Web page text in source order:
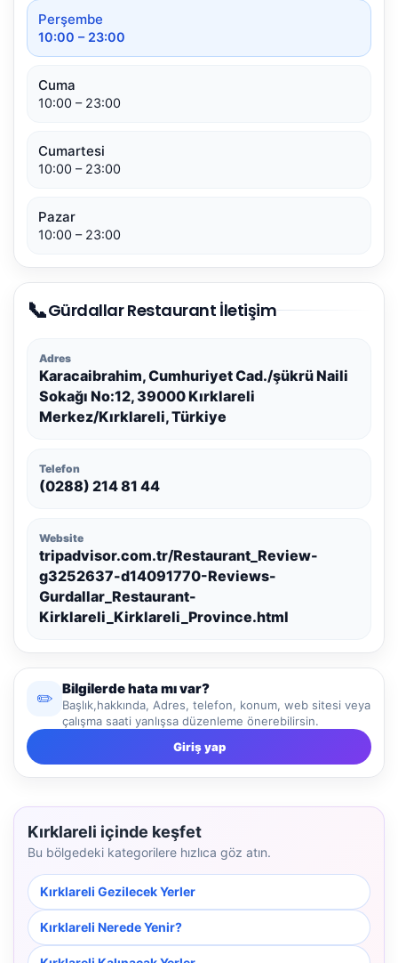
Perşembe
10:00 – 23:00
Cuma
10:00 – 23:00
Cumartesi
10:00 – 23:00
Pazar
10:00 – 23:00
📞Gürdallar Restaurant İletişim
Adres
Karacaibrahim, Cumhuriyet Cad./şükrü Naili
Sokağı No:12, 39000 Kırklareli
Merkez/Kırklareli, Türkiye
Telefon
(0288) 214 81 44
Website
tripadvisor.com.tr/Restaurant_Review-
g3252637-d14091770-Reviews-
Gurdallar_Restaurant-
Kirklareli_Kirklareli_Province.html
✏️
Bilgilerde hata mı var?
Başlık,hakkında, Adres, telefon, konum, web sitesi veya
çalışma saati yanlışsa düzenleme önerebilirsin.
Giriş yap
Kırklareli içinde keşfet
Bu bölgedeki kategorilere hızlıca göz atın.
Kırklareli Gezilecek Yerler
Kırklareli Nerede Yenir?